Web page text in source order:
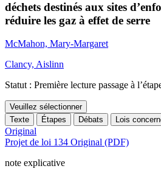
déchets destinés aux sites
réduire les gaz à effet de serre
McMahon, Mary-Margaret
Clancy, Aislinn
Statut : Première lecture passage à
Veuillez sélectionner
Texte
Étapes Débats Lois
Original
Projet de loi 134 Original (PDF)
note explicative